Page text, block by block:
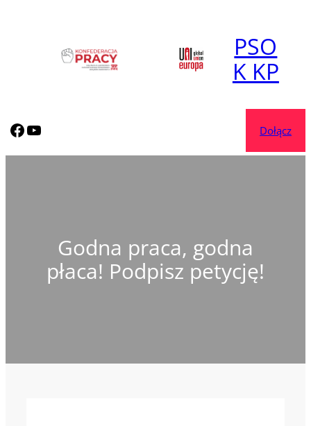
PSO
K KP
korposocjal.comkorposocjal.com Dołącz
Godna praca, godna
płaca! Podpisz petycję!